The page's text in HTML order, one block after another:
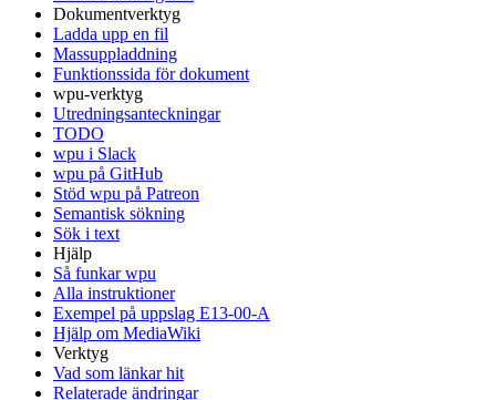
Dokumentverktyg
Ladda upp en fil
Massuppladdning
Funktionssida för dokument
wpu-verktyg
Utredningsanteckningar
TODO
wpu i Slack
wpu på GitHub
Stöd wpu på Patreon
Semantisk sökning
Sök i text
Hjälp
Så funkar wpu
Alla instruktioner
Exempel på uppslag E13-00-A
Hjälp om MediaWiki
Verktyg
Vad som länkar hit
Relaterade ändringar